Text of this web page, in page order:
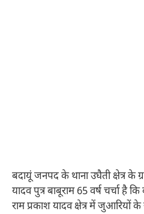
बदायूं जनपद के थाना उघैती क्षेत्र के
यादव पुत्र बाबूराम 65 वर्ष चर्चा
राम प्रकाश यादव क्षेत्र में